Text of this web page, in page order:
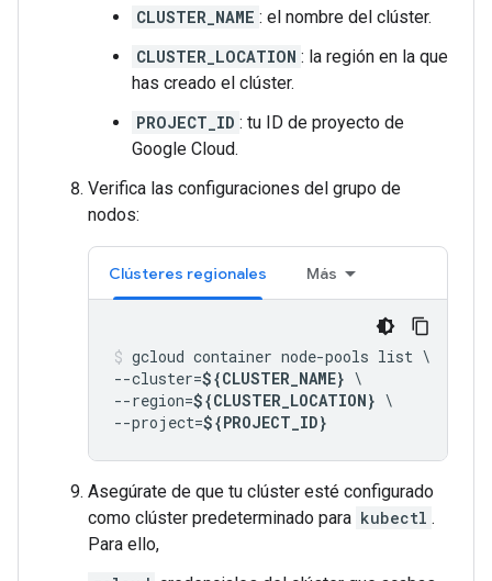
CLUSTER_NAME : el nombre del clúster.
CLUSTER_LOCATION : la región en la que
has creado el clúster.
PROJECT_ID : tu ID de proyecto de
Google Cloud.
Verifica las configuraciones del grupo de
nodos:
Clústeres regionales Más
gcloud container node-pools list \
--cluster=${CLUSTER_NAME} \
--region=${CLUSTER_LOCATION} \
--project=${PROJECT_ID}
Asegúrate de que tu clúster esté configurado
como clúster predeterminado para kubectl .
Para ello,